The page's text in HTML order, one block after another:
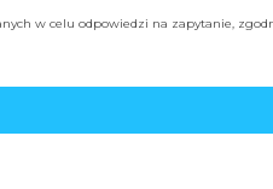
w celu odpowiedzi na zapytanie,